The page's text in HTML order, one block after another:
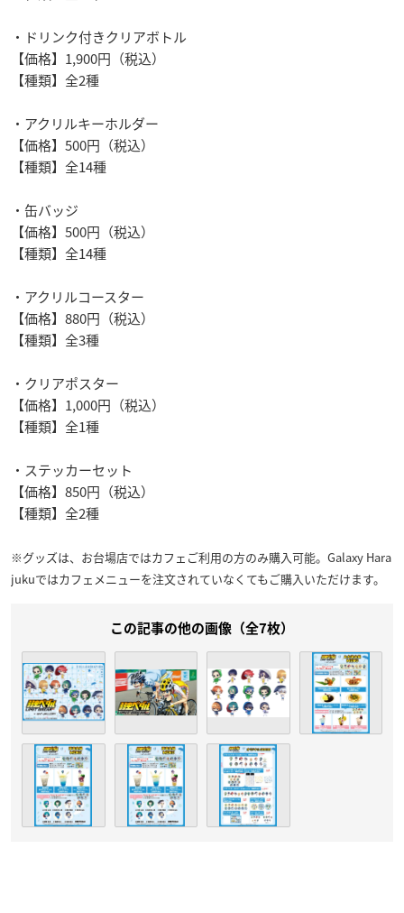
・ドリンク付きクリアボトル
【価格】1,900円（税込）
【種類】全2種
・アクリルキーホルダー
【価格】500円（税込）
【種類】全14種
・缶バッジ
【価格】500円（税込）
【種類】全14種
・アクリルコースター
【価格】880円（税込）
【種類】全3種
・クリアポスター
【価格】1,000円（税込）
【種類】全1種
・ステッカーセット
【価格】850円（税込）
【種類】全2種
※グッズは、お台場店ではカフェご利用の方のみ購入可能。Galaxy Hara
jukuではカフェメニューを注文されていなくてもご購入いただけます。
この記事の他の画像（全7枚）